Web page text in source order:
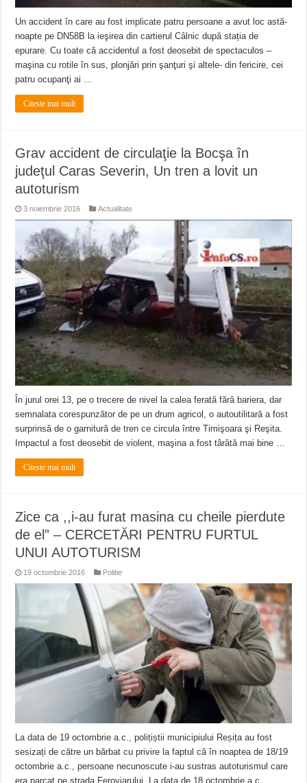
Un accident în care au fost implicate patru persoane a avut loc astă-
noapte pe DN58B la ieşirea din cartierul Câlnic după stația de
epurare. Cu toate că accidentul a fost deosebit de spectaculos –
maşina cu rotile în sus, plonjări prin şanţuri şi altele- din fericire, cei
patru ocupanţi ai …
Citeste mai mult
Grav accident de circulaţie la Bocşa în
judeţul Caras Severin, Un tren a lovit un
autoturism
3 noiembrie 2016 Actualitate
În jurul orei 13, pe o trecere de nivel la calea ferată fără bariera, dar
semnalata corespunzător de pe un drum agricol, o autoutilitară a fost
surprinsă de o garnitură de tren ce circula între Timişoara şi Reşita.
Impactul a fost deosebit de violent, maşina a fost târâtă mai bine …
Citeste mai mult
Zice ca ,,i-au furat masina cu cheile pierdute
de el” – CERCETĂRI PENTRU FURTUL
UNUI AUTOTURISM
19 octombrie 2016 Politie
La data de 19 octombrie a.c., polițiștii municipiului Reșița au fost
sesizați de către un bărbat cu privire la faptul că în noaptea de 18/19
octombrie a.c., persoane necunoscute i-au sustras autoturismul care
era parcat pe strada Feroviarului. La data de 18 octombrie a.c.,